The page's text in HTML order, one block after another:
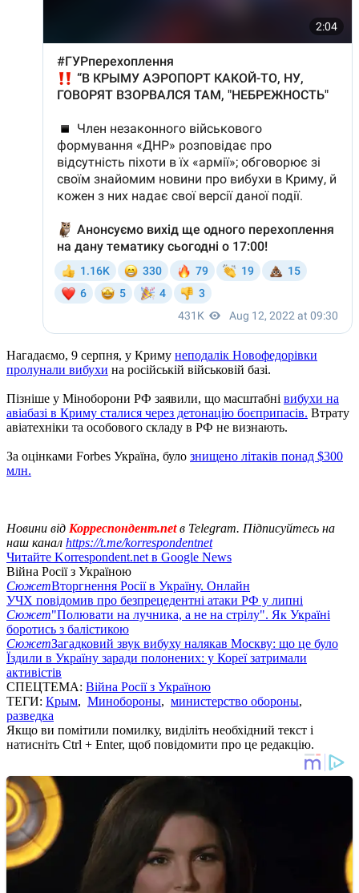
Нагадаємо, 9 серпня, у Криму неподалік Новофедорівки
пролунали вибухи на російській військовій базі.
Пізніше у Міноборони РФ заявили, що масштабні вибухи на
авіабазі в Криму сталися через детонацію боєприпасів. Втрату
авіатехніки та особового складу в РФ не визнають.
За оцінками Forbes Україна, було знищено літаків понад $300
млн.
Новини від Корреспондент.netв Telegram. Підписуйтесь на
наш канал https://t.me/korrespondentnet
Читайте Korrespondent.net в Google News
Війна Росії з Україною
СюжетВторгнення Росії в Україну. Онлайн
УЧХ повідомив про безпрецедентні атаки РФ у липні
Сюжет"Полювати на лучника, а не на стрілу". Як Україні
боротись з балістикою
СюжетЗагадковий звук вибуху налякав Москву: що це було
Їздили в Україну заради полонених: у Кореї затримали
активістів
СПЕЦТЕМА: Війна Росії з Україною
ТЕГИ: Крым, Минобороны, министерство обороны,
разведка
Якщо ви помітили помилку, виділіть необхідний текст і
натисніть Ctrl + Enter, щоб повідомити про це редакцію.